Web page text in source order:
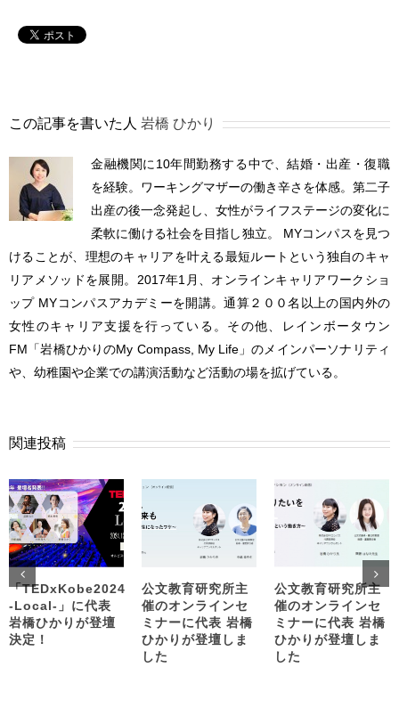
この記事を書いた人 岩橋 ひかり
金融機関に10年間勤務する中で、結婚・出産・復職
を経験。ワーキングマザーの働き辛さを体感。第二子
出産の後一念発起し、女性がライフステージの変化に
柔軟に働ける社会を目指し独立。 MYコンパスを見つ
けることが、理想のキャリアを叶える最短ルートという独自のキャ
リアメソッドを展開。2017年1月、オンラインキャリアワークショ
ップ MYコンパスアカデミーを開講。通算２００名以上の国内外の
女性のキャリア支援を行っている。その他、レインボータウン
FM「岩橋ひかりのMy Compass, My Life」のメインパーソナリティ
や、幼稚園や企業での講演活動など活動の場を拡げている。
関連投稿
「TEDxKobe2024
-Local-」に代表
岩橋ひかりが登壇
決定！
公文教育研究所主
催のオンラインセ
ミナーに代表 岩橋
ひかりが登壇しま
した
公文教育研究所主
催のオンラインセ
ミナーに代表 岩橋
ひかりが登壇しま
した